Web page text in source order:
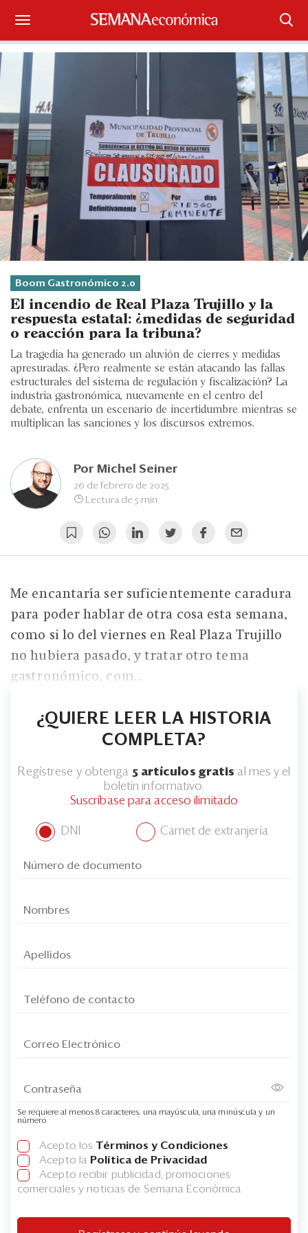
Suscríbase
Iniciar sesión
¿Qué está pasando?
Sectores y Empresas
Management
Economía y Finanzas
Legal y Política
Eventos
Blogs
Ranking CEO
Edición Impresa
Boom Gastronómico 2.0
El incendio de Real Plaza Trujillo y la
respuesta estatal: ¿medidas de seguridad
o reacción para la tribuna?
La tragedia ha generado un aluvión de cierres y medidas
apresuradas. ¿Pero realmente se están atacando las fallas
estructurales del sistema de regulación y fiscalización? La
industria gastronómica, nuevamente en el centro del
debate, enfrenta un escenario de incertidumbre mientras se
multiplican las sanciones y los discursos extremos.
Por Michel Seiner
26 de febrero de 2025
Lectura de 5 min
Me encantaría ser suficientemente caradura
para poder hablar de otra cosa esta semana,
como si lo del viernes en Real Plaza Trujillo
no hubiera pasado, y tratar otro tema
gastronómico, com...
¿QUIERE LEER LA HISTORIA
COMPLETA?
Regístrese y obtenga 5 artículos gratis al mes y el
boletín informativo.
Suscríbase para acceso ilimitado
DNI Carnet de extranjería
Se requiere al menos 8 caracteres, una mayúscula, una minúscula y un
número
Acepto los Términos y Condiciones
Acepto la Política de Privacidad
Acepto recibir publicidad, promociones
comerciales y noticias de Semana Económica